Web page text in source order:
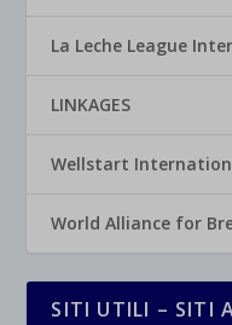
La Leche League
LINKAGES
Wellstart
World Alliance for
SITI UTILI – SITI